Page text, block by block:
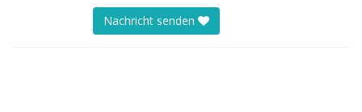
Nachricht senden